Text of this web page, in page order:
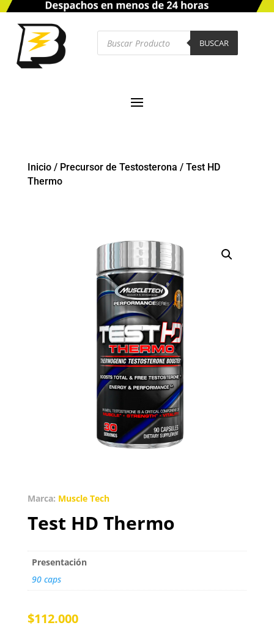
Búsqueda
productos
BUSCAR
Inicio/ Precursor de Testosterona / Test HD
Thermo
Marca: Muscle Tech
Test HD Thermo
Presentación
90 caps
$112.000